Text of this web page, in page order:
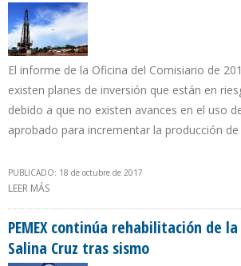
El informe de la Oficina del Comisiario de
existen planes de inversión que están en
debido a que no existen avances en el uso
aprobado para incrementar la producción
PUBLICADO: 18 de octubre de 2017
LEER MÁS
PRÉSTAMOS
PEMEX continúa rehabilitación de
Salina Cruz tras sismo